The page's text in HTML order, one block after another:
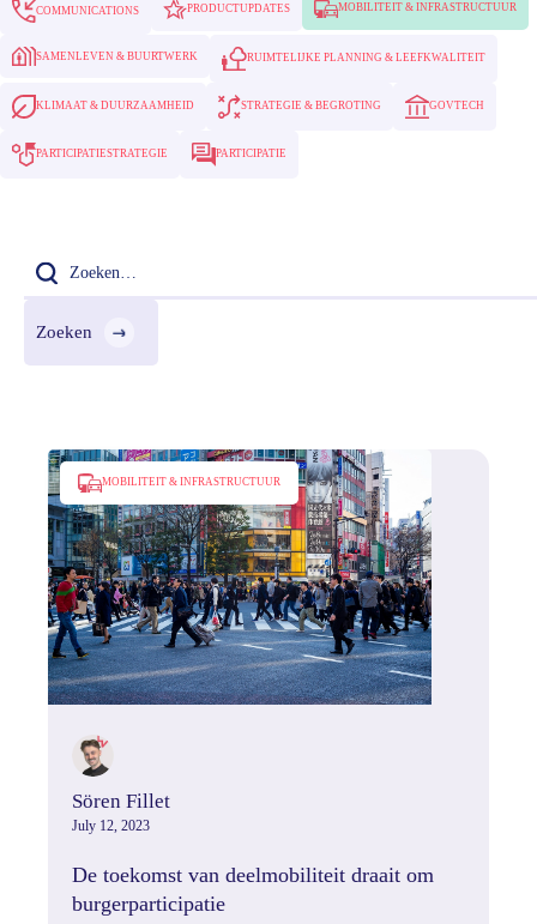
COMMUNICATIONS PRODUCTUPDATES MOBILITEIT & INFRASTRUCTUUR
SAMENLEVEN & BUURTWERK RUIMTELIJKE PLANNING & LEEFKWALITEIT
KLIMAAT & DUURZAAMHEID STRATEGIE & BEGROTING GOVTECH
PARTICIPATIESTRATEGIE PARTICIPATIE
MOBILITEIT & INFRASTRUCTUUR
Sören Fillet
July 12, 2023
De toekomst van deelmobiliteit draait om
burgerparticipatie